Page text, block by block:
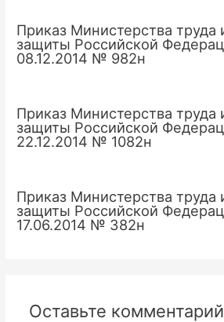
Приказ Министерства труда
защиты Российской
08.12.2014 № 982н
Приказ Министерства труда
защиты Российской
22.12.2014 № 1082н
Приказ Министерства труда
защиты Российской
17.06.2014 № 382н
Оставьте комментарий